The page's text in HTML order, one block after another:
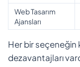
Web Tasarım
Ajansları
Her bir seçeneğin
dezavantajları